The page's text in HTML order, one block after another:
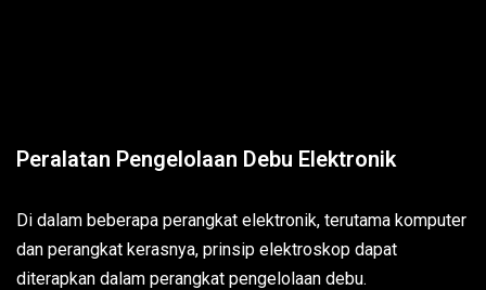
Peralatan Pengelolaan Debu Elektronik
Di dalam beberapa perangkat elektronik, terutama komputer
dan perangkat kerasnya, prinsip elektroskop dapat
diterapkan dalam perangkat pengelolaan debu.